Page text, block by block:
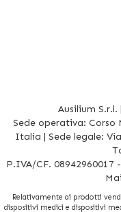
Ausilium
Sede operativa: Corso
Italia | Sede legale:
P.IVA/CF. 08942960017
Relativamente ai prodotti
dispositivi medici e dispositivi